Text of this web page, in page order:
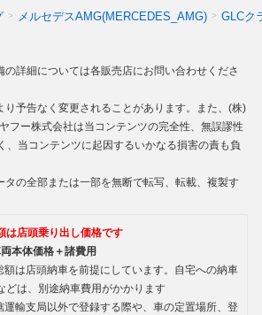
メルセデスAMG(MERCEDES_AMG) GLCク
の詳細については各販売店にお問い合わせくださ
り予告なく変更されることがあります。また、(株)
フー株式会社は当コンテンツの完全性、無誤謬性
、当コンテンツに起因するいかなる損害の責も負
タの全部または一部を無断で転写、転載、複製す
は店頭乗り出し価格です
本体価格＋諸費用
額は店頭納車を前提にしています。自宅への納車
どは、別途納車費用がかかります
運輸支局以外で登録する際や、車の定置場所、登